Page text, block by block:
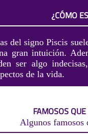
¿CÓMO
del signo Piscis
gran intuición.
ser algo
de la vida.
FAMOSOS
Algunos famosos